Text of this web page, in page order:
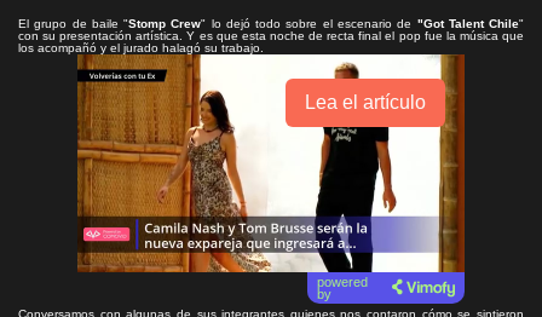
El grupo de baile "Stomp Crew" lo dejó todo sobre el escenario de "Got Talent Chile"
con su presentación artística. Y es que esta noche de recta final el pop fue la música que
los acompañó y el jurado halagó su trabajo.
Lea el artículo
powered
by
Conversamos con algunas de sus integrantes quienes nos contaron cómo se sintieron